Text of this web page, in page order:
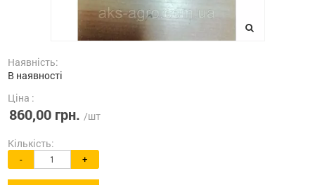
Наявність:
В наявності
Ціна :
860,00 грн. /шт
Кількість:
- +